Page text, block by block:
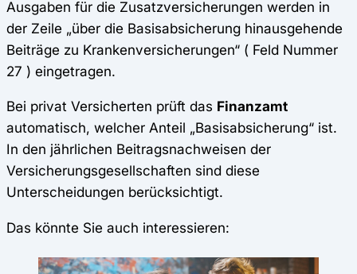
Ausgaben für die Zusatzversicherungen werden in
der Zeile „über die Basisabsicherung hinausgehende
Beiträge zu Krankenversicherungen“ ( Feld Nummer
27 ) eingetragen.
Bei privat Versicherten prüft das Finanzamt
automatisch, welcher Anteil „Basisabsicherung“ ist.
In den jährlichen Beitragsnachweisen der
Versicherungsgesellschaften sind diese
Unterscheidungen berücksichtigt.
Das könnte Sie auch interessieren: